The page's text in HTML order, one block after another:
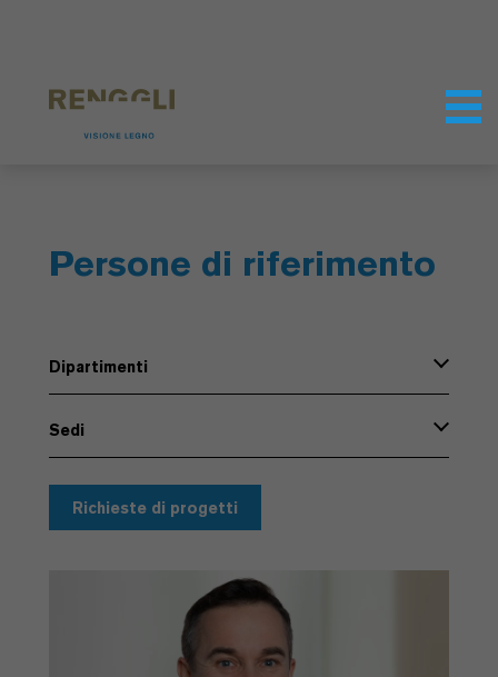
Persone di riferimento
Dipartimenti
Sedi
Richieste di progetti